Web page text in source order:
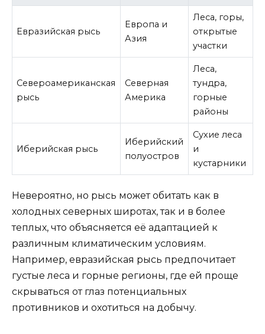
Евразийская рысь
Европа и
Азия
Леса, горы,
открытые
участки
Североамериканская
рысь
Северная
Америка
Леса,
тундра,
горные
районы
Иберийская рысь
Иберийский
полуостров
Сухие леса
и
кустарники
Невероятно, но рысь может обитать как в
холодных северных широтах, так и в более
теплых, что объясняется её адаптацией к
различным климатическим условиям.
Например, евразийская рысь предпочитает
густые леса и горные регионы, где ей проще
скрываться от глаз потенциальных
противников и охотиться на добычу.